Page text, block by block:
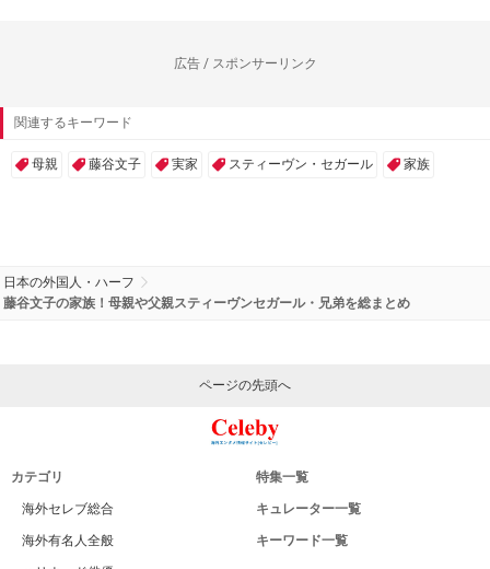
広告 / スポンサーリンク
関連するキーワード
母親 藤谷文子 実家 スティーヴン・セガール 家族
日本の外国人・ハーフ
藤谷文子の家族！母親や父親スティーヴンセガール・兄弟を総まとめ
ページの先頭へ
カテゴリ
海外セレブ総合
海外有名人全般
特集一覧
キュレーター一覧
キーワード一覧